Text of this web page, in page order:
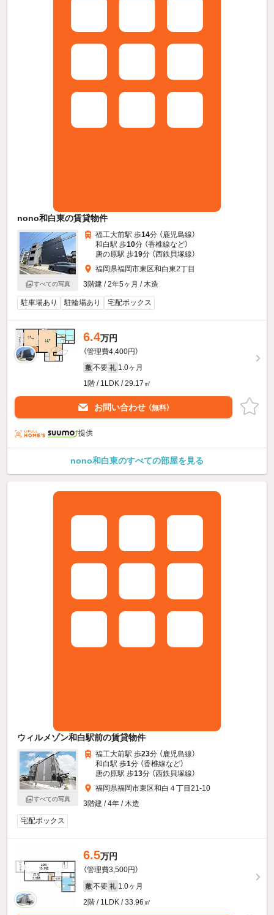
nono和白東の賃貸物件
すべての写真
福工大前駅 歩14分 （鹿児島線）
和白駅 歩10分 （香椎線など）
唐の原駅 歩19分 （西鉄貝塚線）
福岡県福岡市東区和白東2丁目
3階建 / 2年5ヶ月 / 木造
駐車場あり 駐輪場あり 宅配ボックス
6.4万円
（管理費4,400円）
敷 不要 礼 1.0ヶ月
1階 / 1LDK / 29.17㎡
お問い合わせ （無料）
提供
nono和白東のすべての部屋を見る
ウィルメゾン和白駅前の賃貸物件
すべての写真
福工大前駅 歩23分 （鹿児島線）
和白駅 歩1分 （香椎線など）
唐の原駅 歩13分 （西鉄貝塚線）
福岡県福岡市東区和白４丁目21-10
3階建 / 4年 / 木造
宅配ボックス
6.5万円
（管理費3,500円）
敷 不要 礼 1.0ヶ月
2階 / 1LDK / 33.96㎡